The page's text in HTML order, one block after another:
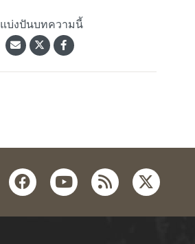
แบ่งปันบทความนี้
facebookyoutube
rss twitter